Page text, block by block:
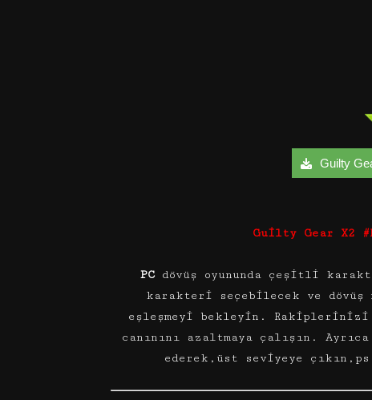
Guilty
Guilty Gear X2
PCdövüş oyununda çeşitli
karakteri seçebilecek ve
eşleşmeyi bekleyin.
canınını azaltmaya çalışın.
ederek,üst seviyeye